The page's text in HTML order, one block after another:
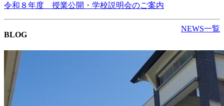
令和８年度 授業公開・学校説明会のご案内
NEWS一覧
BLOG